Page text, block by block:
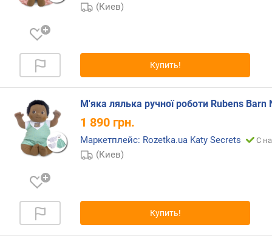
(Киев)
Купить!
М'яка лялька ручної роботи Rubens Barn
1 890 грн.
Маркетплейс: Rozetka.ua Katy Secrets С
(Киев)
Купить!